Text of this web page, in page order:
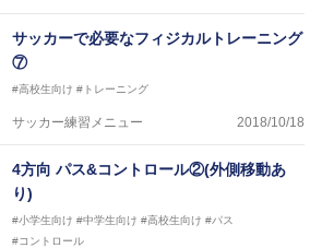
サッカーで必要なフィジカルトレーニング
⑦
#高校生向け #トレーニング
サッカー練習メニュー 2018/10/18
4方向 パス&コントロール②(外側移動あ
り)
#小学生向け #中学生向け #高校生向け #パス
#コントロール